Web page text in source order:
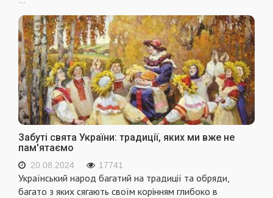
Забуті свята України: традиції, яких ми вже не
пам'ятаємо
20.08.2024 17741
Український народ багатий на традиції та обряди,
багато з яких сягають своїм корінням глибоко в